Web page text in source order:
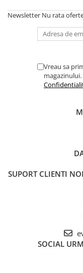
Newsletter Nu rata
Vreau sa
SUPORT CLIENTI
SOCIAL